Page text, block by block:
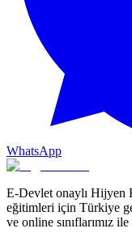
WhatsApp
E-Devlet onaylı Hijyen
eğitimleri için Türkiye
ve online sınıflarımız